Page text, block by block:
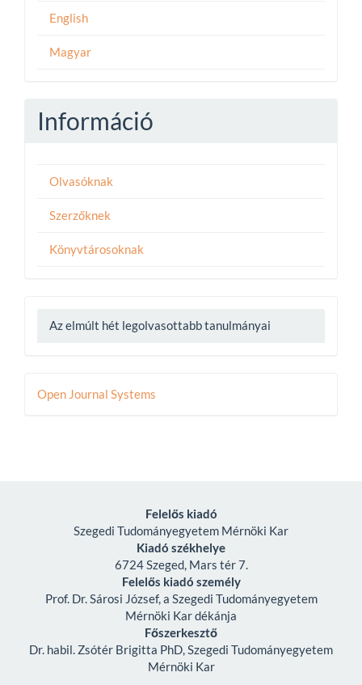
English
Magyar
Információ
Olvasóknak
Szerzőknek
Könyvtárosoknak
Az elmúlt hét legolvasottabb tanulmányai
Developed
Open Journal Systems
Felelős kiadó
Szegedi Tudományegyetem Mérnöki Kar
Kiadó székhelye
6724 Szeged, Mars tér 7.
Felelős kiadó személy
Prof. Dr. Sárosi József, a Szegedi Tudományegyetem
Mérnöki Kar dékánja
Főszerkesztő
Dr. habil. Zsótér Brigitta PhD, Szegedi Tudományegyetem
Mérnöki Kar